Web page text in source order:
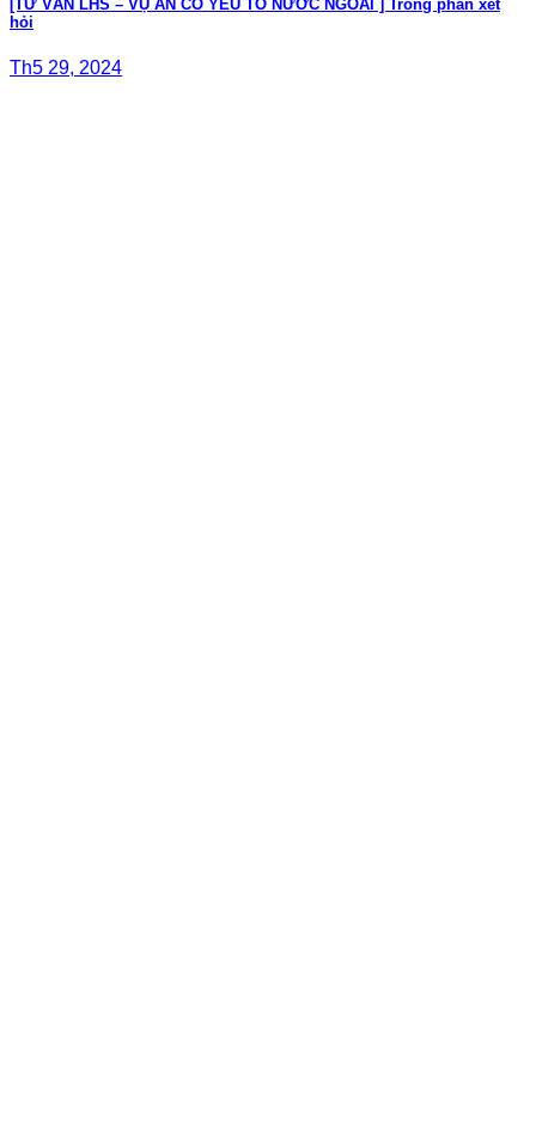
[TƯ VẤN LHS – VỤ ÁN CÓ YẾU TỐ NƯỚC NGOÀI ] Trong phần xét
hỏi
Th5 29, 2024